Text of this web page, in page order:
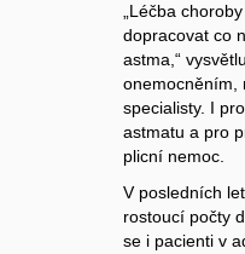
„Léčba
dopracovat co
astma,“
onemocněním,
specialisty. I
astmatu a pro
plicní nemoc.
V posledních
rostoucí počty
se i pacienti v